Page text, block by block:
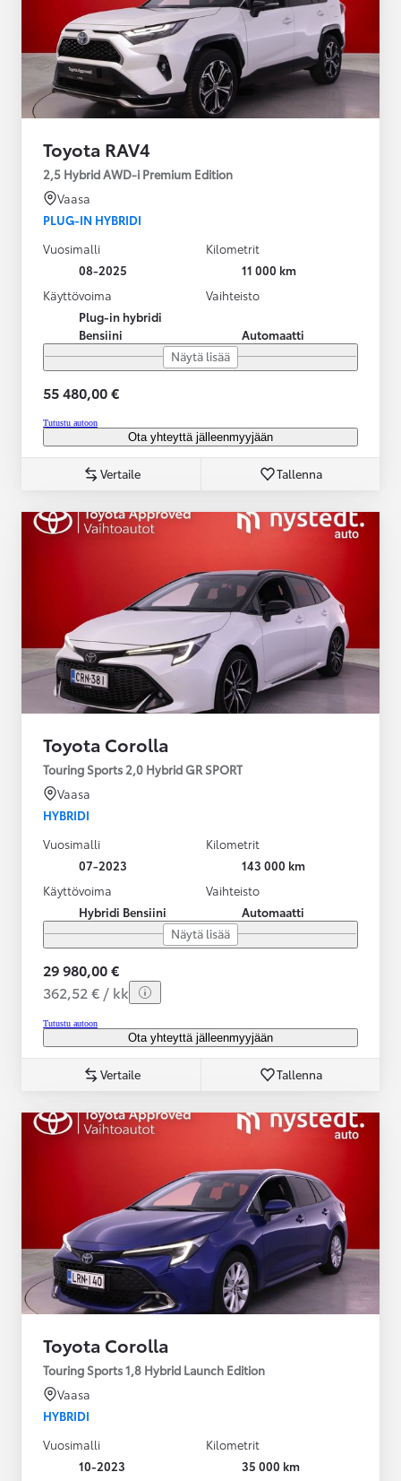
Toyota RAV4
2,5 Hybrid AWD-i Premium Edition
Vaasa
PLUG-IN HYBRIDI
Vuosimalli
08-2025
Kilometrit
11 000 km
Käyttövoima
Plug-in hybridi
Bensiini
Vaihteisto
Automaatti
Näytä lisää
55 480,00 €
Tutustu autoon
Ota yhteyttä jälleenmyyjään
Vertaile Tallenna
Toyota Corolla
Touring Sports 2,0 Hybrid GR SPORT
Vaasa
HYBRIDI
Vuosimalli
07-2023
Kilometrit
143 000 km
Käyttövoima
Hybridi Bensiini
Vaihteisto
Automaatti
Näytä lisää
29 980,00 €
362,52 € / kk
Tutustu autoon
Ota yhteyttä jälleenmyyjään
Vertaile Tallenna
Toyota Corolla
Touring Sports 1,8 Hybrid Launch Edition
Vaasa
HYBRIDI
Vuosimalli
10-2023
Kilometrit
35 000 km